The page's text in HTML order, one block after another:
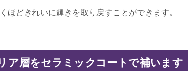
ほどきれいに輝きを取り戻すことができます。
ア層をセラミックコートで補います